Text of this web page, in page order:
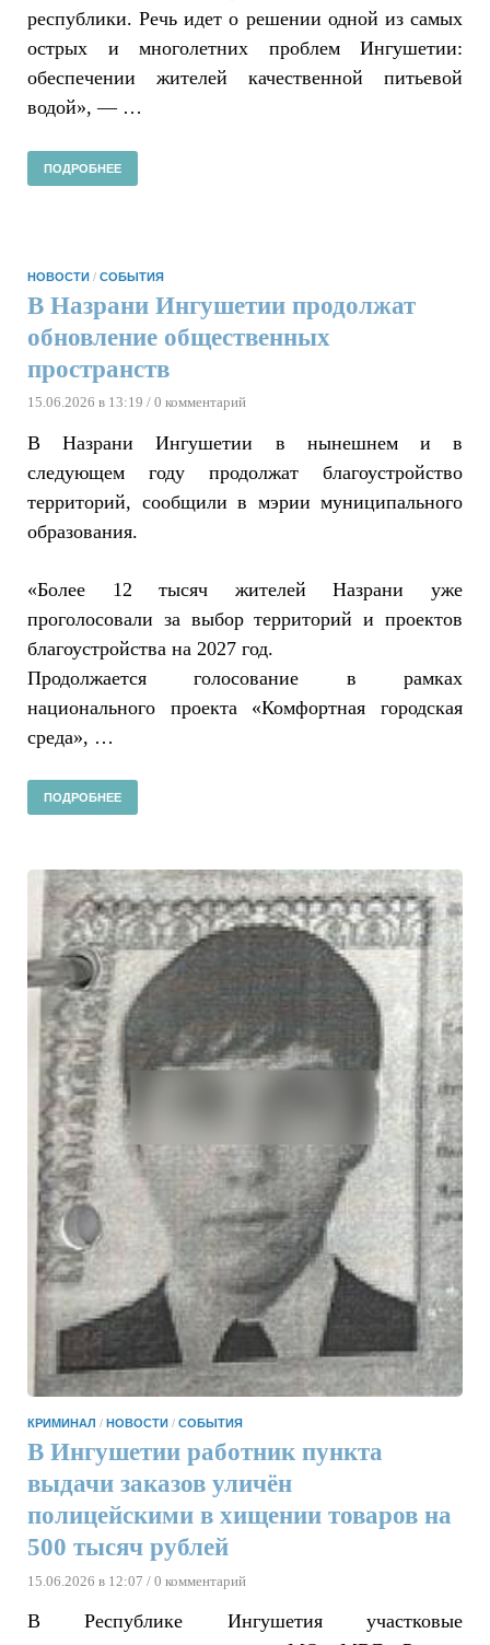
республики. Речь идет о решении одной из самых
острых и многолетних проблем Ингушетии:
обеспечении жителей качественной питьевой
водой», — …
ПОДРОБНЕЕ
НОВОСТИ / СОБЫТИЯ
В Назрани Ингушетии продолжат
обновление общественных
пространств
15.06.2026 в 13:19 / 0 комментарий
В Назрани Ингушетии в нынешнем и в
следующем году продолжат благоустройство
территорий, сообщили в мэрии муниципального
образования.
«Более 12 тысяч жителей Назрани уже
проголосовали за выбор территорий и проектов
благоустройства на 2027 год.
Продолжается голосование в рамках
национального проекта «Комфортная городская
среда», …
ПОДРОБНЕЕ
КРИМИНАЛ / НОВОСТИ / СОБЫТИЯ
В Ингушетии работник пункта
выдачи заказов уличён
полицейскими в хищении товаров на
500 тысяч рублей
15.06.2026 в 12:07 / 0 комментарий
В Республике Ингушетия участковые